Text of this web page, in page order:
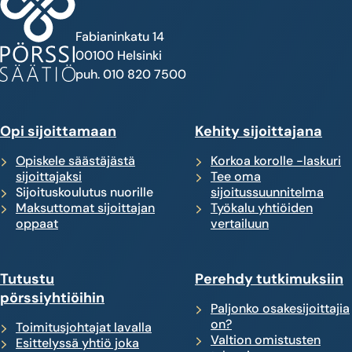
Fabianinkatu 14
00100 Helsinki
puh. 010 820 7500
Opi sijoittamaan
Opiskele säästäjästä
sijoittajaksi
Sijoituskoulutus nuorille
Maksuttomat sijoittajan
oppaat
Kehity sijoittajana
Korkoa korolle -laskuri
Tee oma
sijoitussuunnitelma
Työkalu yhtiöiden
vertailuun
Tutustu
pörssiyhtiöihin
Toimitusjohtajat lavalla
Esittelyssä yhtiö joka
Perehdy tutkimuksiin
Paljonko osakesijoittajia
on?
Valtion omistusten